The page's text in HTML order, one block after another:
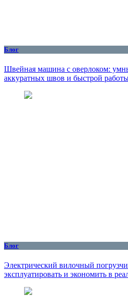
Блог
Швейная машина с оверлоком:
аккуратных швов и быстрой
Блог
Электрический вилочный
эксплуатировать и экономить в